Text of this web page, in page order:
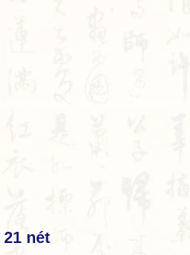
21 nét